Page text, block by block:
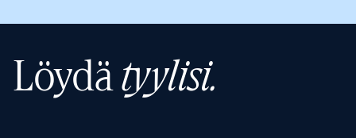
Löydätyylisi.